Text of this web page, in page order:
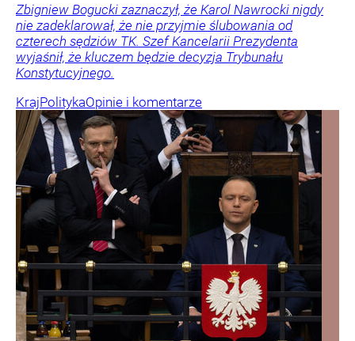
Zbigniew Bogucki zaznaczył, że Karol Nawrocki nigdy
nie zadeklarował, że nie przyjmie ślubowania od
czterech sędziów TK. Szef Kancelarii Prezydenta
wyjaśnił, że kluczem będzie decyzja Trybunału
Konstytucyjnego.
KrajPolitykaOpinie i komentarze